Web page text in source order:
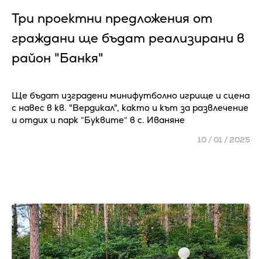
Три проектни предложения от
граждани ще бъдат реализирани в
район "Банкя"
Ще бъдат изградени минифутболно игрище и сцена
с навес в кв. "Вердикал", както и кът за развлечение
и отдих и парк “Буквите“ в с. Иваняне
10 / 01 / 2025